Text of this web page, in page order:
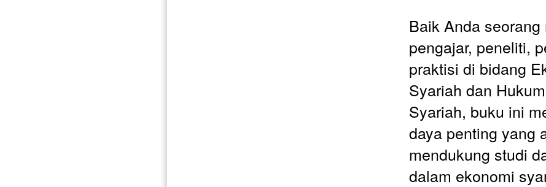
Baik Anda
pengajar, peneliti,
praktisi di bidang
Syariah dan
Syariah, buku ini
daya penting yang
mendukung studi
dalam ekonomi